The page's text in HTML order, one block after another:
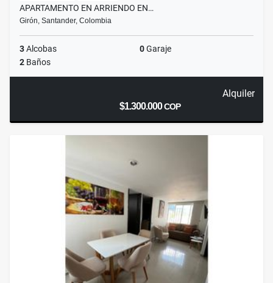
APARTAMENTO EN ARRIENDO EN…
Girón, Santander, Colombia
3Alcobas 0Garaje
2 Baños
Alquiler
$1.300.000COP